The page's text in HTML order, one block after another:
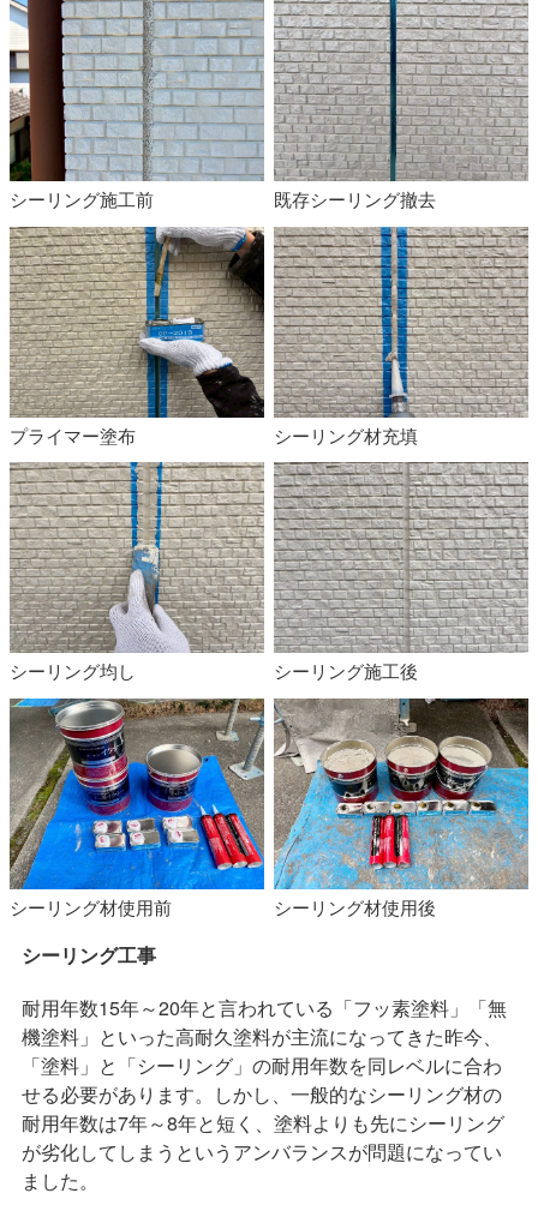
シーリング施工前 既存シーリング撤去
プライマー塗布 シーリング材充填
シーリング均し シーリング施工後
シーリング材使用前 シーリング材使用後
シーリング工事
耐用年数15年～20年と言われている「フッ素塗料」「無
機塗料」といった高耐久塗料が主流になってきた昨今、
「塗料」と「シーリング」の耐用年数を同レベルに合わ
せる必要があります。しかし、一般的なシーリング材の
耐用年数は7年～8年と短く、塗料よりも先にシーリング
が劣化してしまうというアンバランスが問題になってい
ました。